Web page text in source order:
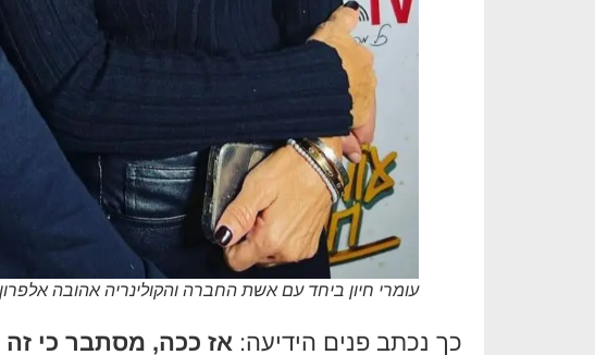
עומרי חיון ביחד עם אשת החברה והקולינריה אהובה
כך נכתב פנים הידיעה: אז ככה, מסתבר כי